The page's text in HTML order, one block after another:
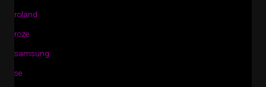
roland
roze
samsung
se